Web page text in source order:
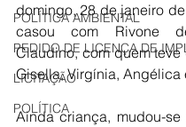
POLÍTICA AMBIENTAL
PEDIDO DE LICENÇA DE
LICITAÇÃO
POLÍTICA
domingo, 28 de janeiro
casou com Rivone
Claudino, com quem teve
Gisella, Virgínia, Angélica
Ainda criança, mudou-